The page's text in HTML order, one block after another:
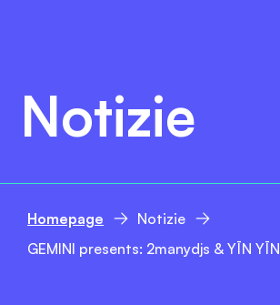
Notizie
Homepage
Notizie
GEMINI presents: 2manydjs & YĪN YĪN